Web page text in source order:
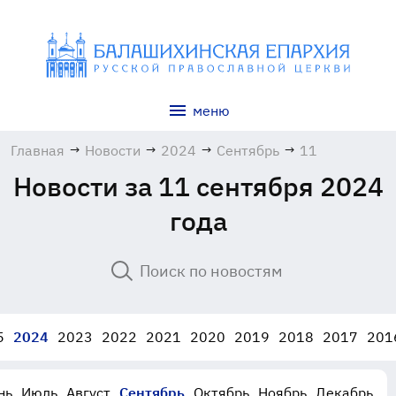
меню
Главная → Новости → 2024 → Сентябрь → 11
Новости за 11 сентября 2024
года
2024 2023 2022 2021 2020 2019 2018 2017
Июль Август Сентябрь Октябрь Ноябрь Декабрь